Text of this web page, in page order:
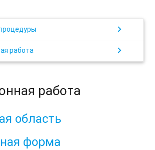
chevron_right
работа chevron_right
работа
область
форма